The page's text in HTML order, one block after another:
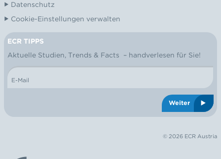
Datenschutz
Cookie-Einstellungen verwalten
NEWSLETTER
ECR TIPPS
Aktuelle Studien, Trends & Facts – handverlesen für Sie!
E-Mail
Weiter
© 2026 ECR Austria